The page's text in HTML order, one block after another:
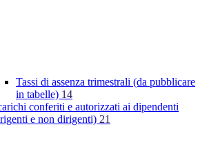
Tassi di assenza trimestrali (da pubblicare
in tabelle) 14
conferiti e autorizzati ai dipendenti
e non dirigenti) 21